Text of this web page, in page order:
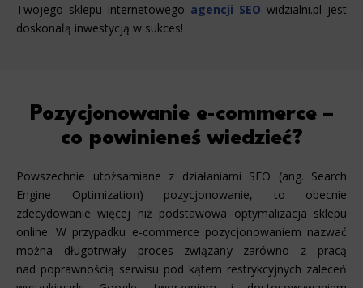
Twojego sklepu internetowego agencji SEO widzialni.pl jest
doskonałą inwestycją w sukces!
Pozycjonowanie e-commerce –
co powinieneś wiedzieć?
Powszechnie utożsamiane z działaniami SEO (ang. Search
Engine Optimization) pozycjonowanie, to obecnie
zdecydowanie więcej niż podstawowa optymalizacja sklepu
online. W przypadku e-commerce pozycjonowaniem nazwać
można długotrwały proces związany zarówno z pracą
nad poprawnością serwisu pod kątem restrykcyjnych zaleceń